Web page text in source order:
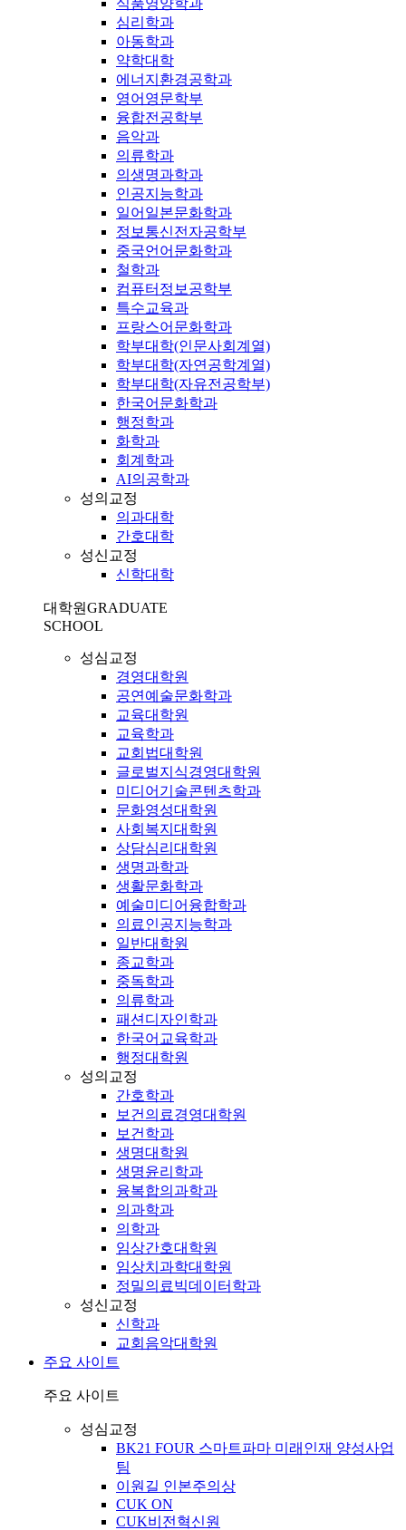
식품영양학과
심리학과
아동학과
약학대학
에너지환경공학과
영어영문학부
융합전공학부
음악과
의류학과
의생명과학과
인공지능학과
일어일본문화학과
정보통신전자공학부
중국언어문화학과
철학과
컴퓨터정보공학부
특수교육과
프랑스어문화학과
학부대학(인문사회계열)
학부대학(자연공학계열)
학부대학(자유전공학부)
한국어문화학과
행정학과
화학과
회계학과
AI의공학과
성의교정
의과대학
간호대학
성신교정
신학대학
대학원GRADUATE
SCHOOL
성심교정
경영대학원
공연예술문화학과
교육대학원
교육학과
교회법대학원
글로벌지식경영대학원
미디어기술콘텐츠학과
문화영성대학원
사회복지대학원
상담심리대학원
생명과학과
생활문화학과
예술미디어융합학과
의료인공지능학과
일반대학원
종교학과
중독학과
의류학과
패션디자인학과
한국어교육학과
행정대학원
성의교정
간호학과
보건의료경영대학원
보건학과
생명대학원
생명윤리학과
융복합의과학과
의과학과
의학과
임상간호대학원
임상치과학대학원
정밀의료빅데이터학과
성신교정
신학과
교회음악대학원
주요 사이트
주요 사이트
성심교정
BK21 FOUR 스마트파마 미래인재 양성사업
팀
이원길 인본주의상
CUK ON
CUK비전혁신원